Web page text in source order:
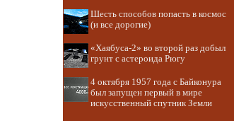
Шесть способов попасть в космос
(и все дорогие)
«Хаябуса-2» во второй раз добыл
грунт с астероида Рюгу
4 октября 1957 года с Байконура
был запущен первый в мире
искусственный спутник Земли